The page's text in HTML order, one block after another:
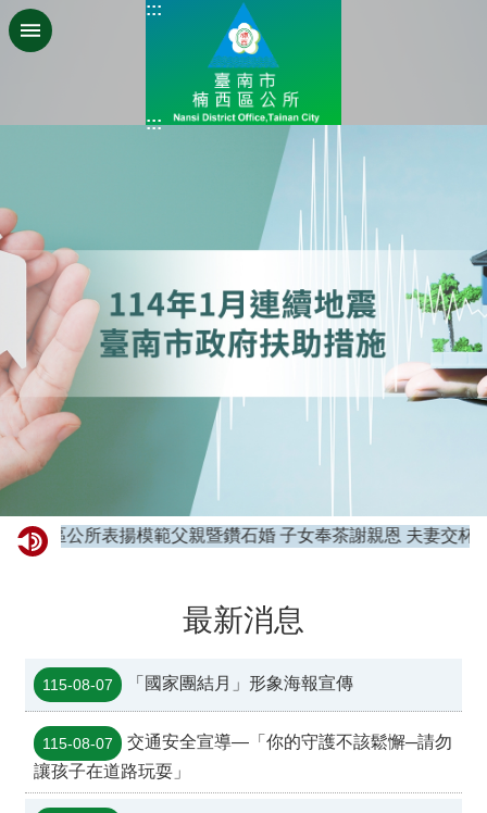
跳到主要內容區塊
:::
:::
所表揚模範父親暨鑽石婚 子女奉茶謝親恩 夫妻交杯賀牽手情
最新消息
115-08-07 「國家團結月」形象海報宣傳
115-08-07
交通安全宣導—「你的守護不該鬆懈─請勿
讓孩子在道路玩耍」